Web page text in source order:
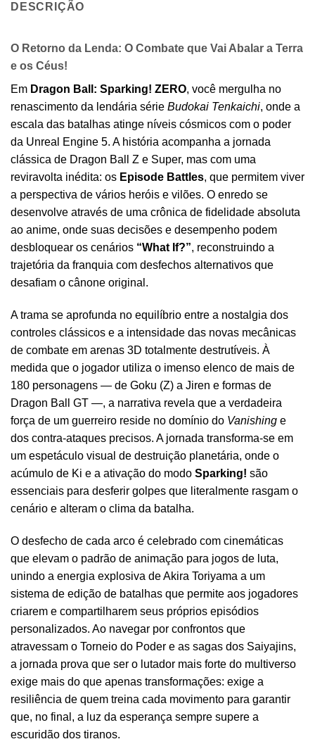
DESCRIÇÃO
O Retorno da Lenda: O Combate que Vai Abalar a Terra
e os Céus!
Em Dragon Ball: Sparking! ZERO, você mergulha no
renascimento da lendária série Budokai Tenkaichi, onde a
escala das batalhas atinge níveis cósmicos com o poder
da Unreal Engine 5. A história acompanha a jornada
clássica de Dragon Ball Z e Super, mas com uma
reviravolta inédita: os Episode Battles, que permitem viver
a perspectiva de vários heróis e vilões. O enredo se
desenvolve através de uma crônica de fidelidade absoluta
ao anime, onde suas decisões e desempenho podem
desbloquear os cenários “What If?”, reconstruindo a
trajetória da franquia com desfechos alternativos que
desafiam o cânone original.
A trama se aprofunda no equilíbrio entre a nostalgia dos
controles clássicos e a intensidade das novas mecânicas
de combate em arenas 3D totalmente destrutíveis. À
medida que o jogador utiliza o imenso elenco de mais de
180 personagens — de Goku (Z) a Jiren e formas de
Dragon Ball GT —, a narrativa revela que a verdadeira
força de um guerreiro reside no domínio do Vanishing e
dos contra-ataques precisos. A jornada transforma-se em
um espetáculo visual de destruição planetária, onde o
acúmulo de Ki e a ativação do modo Sparking! são
essenciais para desferir golpes que literalmente rasgam o
cenário e alteram o clima da batalha.
O desfecho de cada arco é celebrado com cinemáticas
que elevam o padrão de animação para jogos de luta,
unindo a energia explosiva de Akira Toriyama a um
sistema de edição de batalhas que permite aos jogadores
criarem e compartilharem seus próprios episódios
personalizados. Ao navegar por confrontos que
atravessam o Torneio do Poder e as sagas dos Saiyajins,
a jornada prova que ser o lutador mais forte do multiverso
exige mais do que apenas transformações: exige a
resiliência de quem treina cada movimento para garantir
que, no final, a luz da esperança sempre supere a
escuridão dos tiranos.